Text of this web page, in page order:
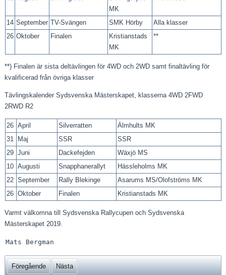
MK
14 September TV-Svängen SMK Hörby
Alla klasser
26 Oktober Finalen
Kristianstads
MK
**
**) Finalen är sista deltävlingen för 4WD och 2WD samt finaltävling för
kvalificerad från övriga klasser
Tävlingskalender Sydsvenska Mästerskapet, klasserna 4WD 2FWD
2RWD R2
26 April Silverratten
Älmhults MK
31
Maj SSR
SSR
29 Juni Dackefejden
Wäxjö MS
10 Augusti Snapphanerallyt
Hässleholms MK
22 September Rally Blekinge
Asarums MS/Olofströms MK
26 Oktober Finalen Kristianstads MK
Varmt välkomna till Sydsvenska Rallycupen och Sydsvenska
Mästerskapet 2019.
Mats Bergman
Föregående Nästa